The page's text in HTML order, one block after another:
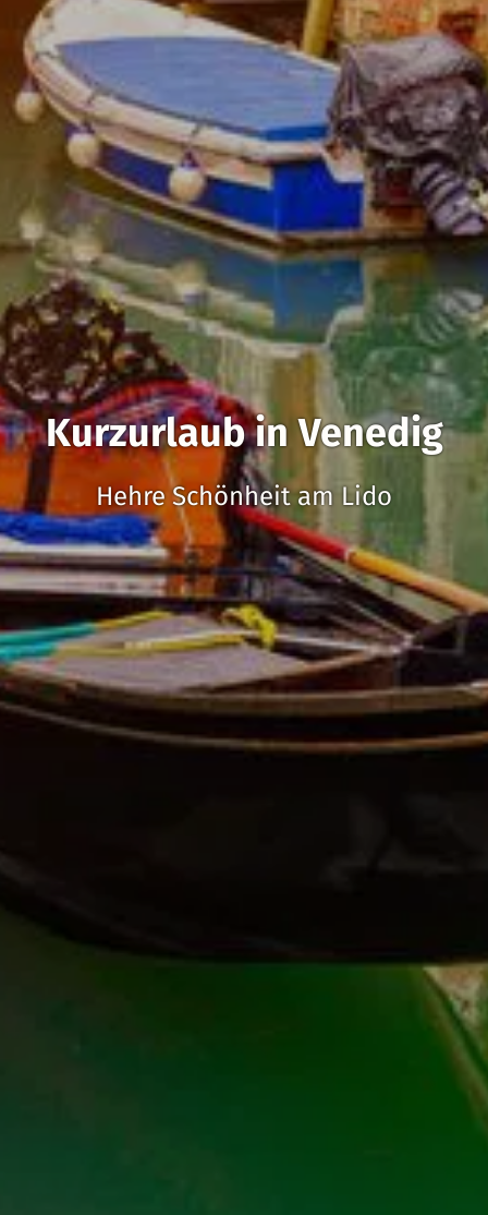
Kurzurlaub in Venedig
Hehre Schönheit am Lido